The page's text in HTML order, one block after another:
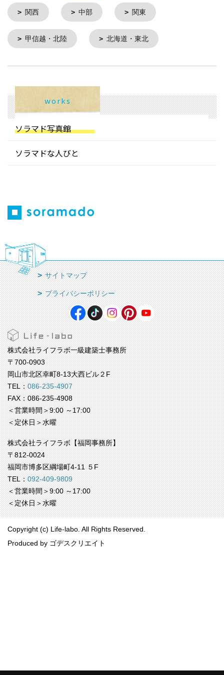
関西 中部 関東
甲信越・北陸 北海道・東北
works
ソラマド写真館
ソラマドな人びと
サイトマップ
プライバシーポリシー
株式会社ライフラボ一級建築士事務所
〒700-0903
岡山市北区幸町8-13大西ビル２F
TEL：086-235-4907
FAX：086-235-4908
＜営業時間＞9:00 ～17:00
＜定休日＞水曜
株式会社ライフラボ【福岡事務所】
〒812-0024
福岡市博多区綱場町4-11 ５F
TEL：092-409-9809
＜営業時間＞9:00 ～17:00
＜定休日＞水曜
Copyright (c) Life-labo. All Rights Reserved.
Produced by ゴデスクリエイト